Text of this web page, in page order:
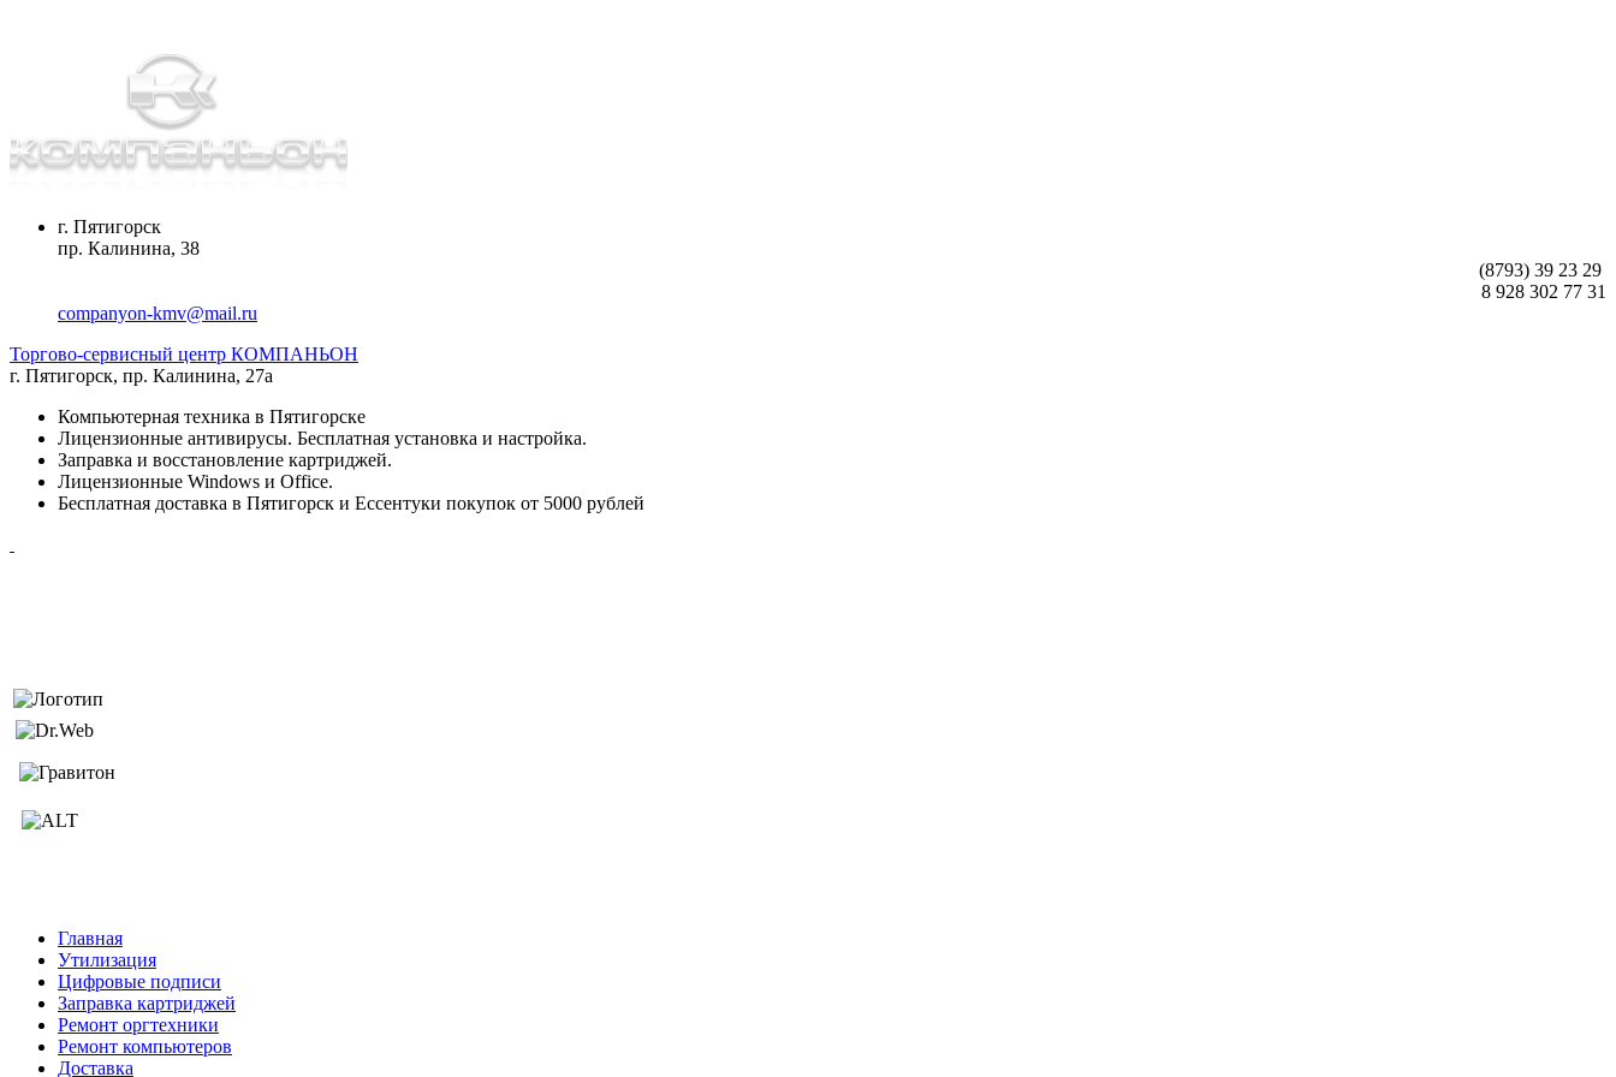
г. Пятигорск
пр. Калинина, 38
(8793) 39 23 29
8 928 302 77 31
companyon-kmv@mail.ru
Торгово-сервисный центр КОМПАНЬОН
г. Пятигорск, пр. Калинина, 27а
Компьютерная техника в Пятигорске
Лицензионные антивирусы. Бесплатная установка и настройка.
Заправка и восстановление картриджей.
Лицензионные Windows и Office.
Бесплатная доставка в Пятигорск и Ессентуки покупок от 5000 рублей
Главная
Утилизация
Цифровые подписи
Заправка картриджей
Ремонт оргтехники
Ремонт компьютеров
Доставка